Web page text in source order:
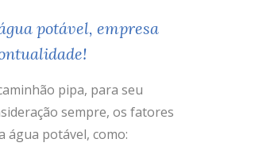
potável, empresa
pipa, para seu
sempre, os fatores
água potável, como: